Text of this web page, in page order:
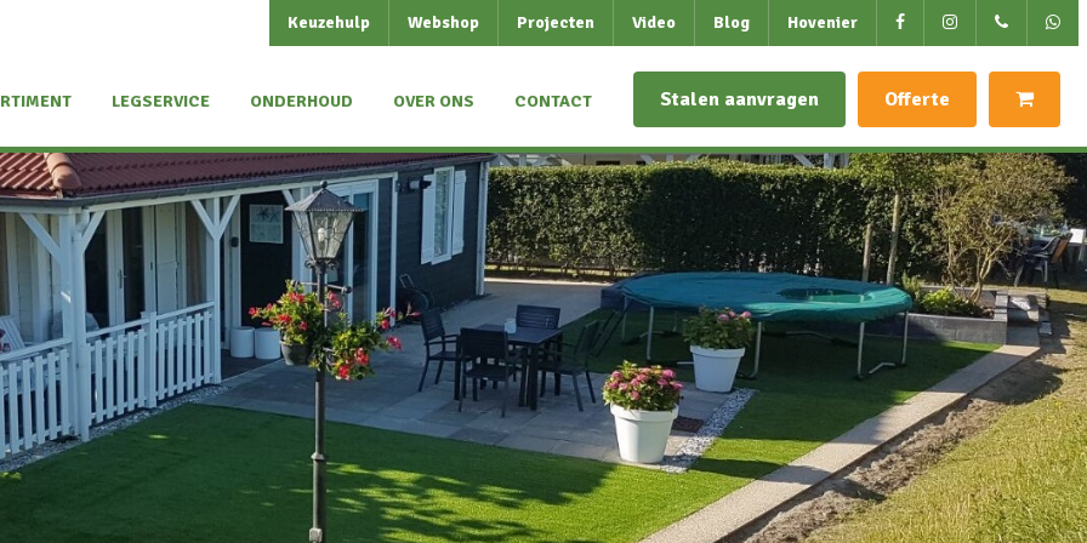
Keuzehulp Webshop Projecten Video Blog Hovenier
LEGSERVICE ONDERHOUD OVER ONS CONTACT Stalen aanvragen Offerte